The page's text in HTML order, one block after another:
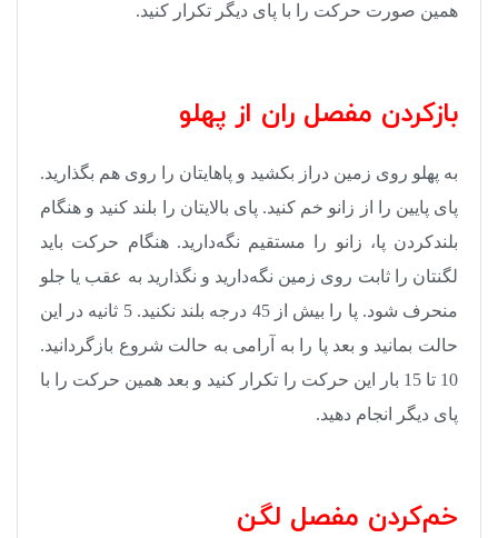
همین صورت حرکت را با پای دیگر تکرار کنید.
باز‌کردن مفصل ران از پهلو
به پهلو روی زمین دراز بکشید و پاهایتان را روی هم بگذارید.
پای پایین را از زانو خم کنید. پای بالایتان را بلند کنید و هنگام
بلند‌کردن پا، زانو را مستقیم نگه‌دارید. هنگام حرکت باید
لگنتان را ثابت روی زمین نگه‌دارید و نگذارید به عقب یا جلو
منحرف شود. پا را بیش از 45 درجه بلند نکنید. 5 ثانیه در این
حالت بمانید و بعد پا را به آرامی به حالت شروع بازگردانید.
10 تا 15 بار این حرکت را تکرار کنید و بعد همین حرکت را با
پای دیگر انجام دهید.
خم‌کردن مفصل لگن